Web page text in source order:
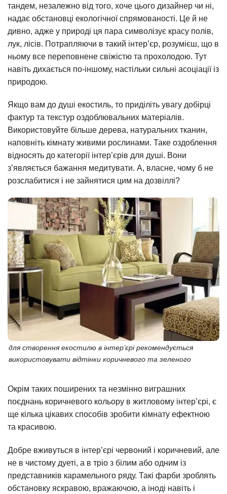
тандем, незалежно від того, хоче цього дизайнер чи ні,
надає обстановці екологічної спрямованості. Це й не
дивно, адже у природі ця пара символізує красу полів,
лук, лісів. Потрапляючи в такий інтер’єр, розумієш, що в
ньому все переповнене свіжістю та прохолодою. Тут
навіть дихається по-іншому, настільки сильні асоціації із
природою.
Якщо вам до душі екостиль, то приділіть увагу добірці
фактур та текстур оздоблювальних матеріалів.
Використовуйте більше дерева, натуральних тканин,
наповніть кімнату живими рослинами. Таке оздоблення
відносять до категорії інтер’єрів для душі. Вони
з’являється бажання медитувати. А, власне, чому б не
розслабитися і не зайнятися цим на дозвіллі?
для створення екостилю в інтер’єрі рекомендується
використовувати відтінки коричневого та зеленого
Окрім таких поширених та незмінно виграшних
поєднань коричневого кольору в житловому інтер’єрі, є
ще кілька цікавих способів зробити кімнату ефектною
та красивою.
Добре вживуться в інтер’єрі червоний і коричневий, але
не в чистому дуеті, а в тріо з білим або одним із
представників карамельного ряду. Такі фарби зроблять
обстановку яскравою, вражаючою, а іноді навіть і